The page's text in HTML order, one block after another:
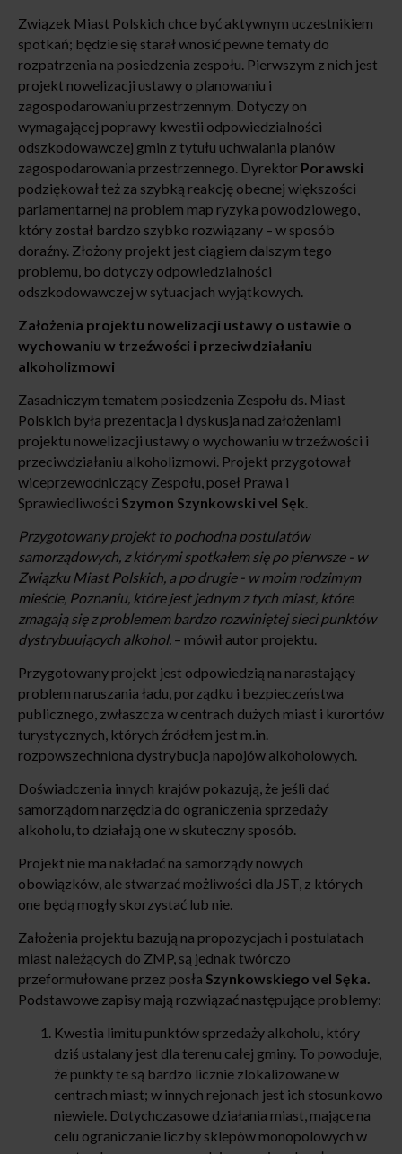
Związek Miast Polskich chce być aktywnym uczestnikiem
spotkań; będzie się starał wnosić pewne tematy do
rozpatrzenia na posiedzenia zespołu. Pierwszym z nich jest
projekt nowelizacji ustawy o planowaniu i
zagospodarowaniu przestrzennym. Dotyczy on
wymagającej poprawy kwestii odpowiedzialności
odszkodowawczej gmin z tytułu uchwalania planów
zagospodarowania przestrzennego. Dyrektor Porawski
podziękował też za szybką reakcję obecnej większości
parlamentarnej na problem map ryzyka powodziowego,
który został bardzo szybko rozwiązany – w sposób
doraźny. Złożony projekt jest ciągiem dalszym tego
problemu, bo dotyczy odpowiedzialności
odszkodowawczej w sytuacjach wyjątkowych.
Założenia projektu nowelizacji ustawy o ustawie o
wychowaniu w trzeźwości i przeciwdziałaniu
alkoholizmowi
Zasadniczym tematem posiedzenia Zespołu ds. Miast
Polskich była prezentacja i dyskusja nad założeniami
projektu nowelizacji ustawy o wychowaniu w trzeźwości i
przeciwdziałaniu alkoholizmowi. Projekt przygotował
wiceprzewodniczący Zespołu, poseł Prawa i
Sprawiedliwości Szymon Szynkowski vel Sęk.
Przygotowany projekt to pochodna postulatów
samorządowych, z którymi spotkałem się po pierwsze - w
Związku Miast Polskich, a po drugie - w moim rodzimym
mieście, Poznaniu, które jest jednym z tych miast, które
zmagają się z problemem bardzo rozwiniętej sieci punktów
dystrybuujących alkohol. – mówił autor projektu.
Przygotowany projekt jest odpowiedzią na narastający
problem naruszania ładu, porządku i bezpieczeństwa
publicznego, zwłaszcza w centrach dużych miast i kurortów
turystycznych, których źródłem jest m.in.
rozpowszechniona dystrybucja napojów alkoholowych.
Doświadczenia innych krajów pokazują, że jeśli dać
samorządom narzędzia do ograniczenia sprzedaży
alkoholu, to działają one w skuteczny sposób.
Projekt nie ma nakładać na samorządy nowych
obowiązków, ale stwarzać możliwości dla JST, z których
one będą mogły skorzystać lub nie.
Założenia projektu bazują na propozycjach i postulatach
miast należących do ZMP, są jednak twórczo
przeformułowane przez posła Szynkowskiego vel Sęka.
Podstawowe zapisy mają rozwiązać następujące problemy:
Kwestia limitu punktów sprzedaży alkoholu, który
dziś ustalany jest dla terenu całej gminy. To powoduje,
że punkty te są bardzo licznie zlokalizowane w
centrach miast; w innych rejonach jest ich stosunkowo
niewiele. Dotychczasowe działania miast, mające na
celu ograniczanie liczby sklepów monopolowych w